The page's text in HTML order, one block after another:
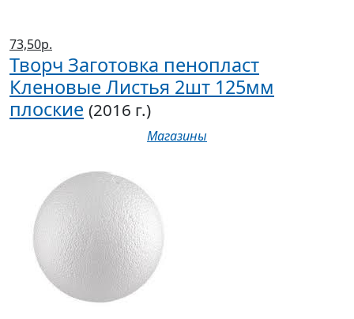
73,50р.
Творч Заготовка пенопласт
Кленовые Листья 2шт 125мм
плоские (2016 г.)
Магазины